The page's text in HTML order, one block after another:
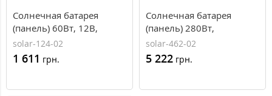
Солнечная батарея
(панель) 60Вт, 12В,
поликристаллическая,
PLM-060P-36, Perlight
Solar
solar-124-02
1 611 грн.
Солнечная батарея
(панель) 280Вт,
монокристаллическая
PLM-280M-60, Perlight
Solar
solar-462-02
5 222 грн.